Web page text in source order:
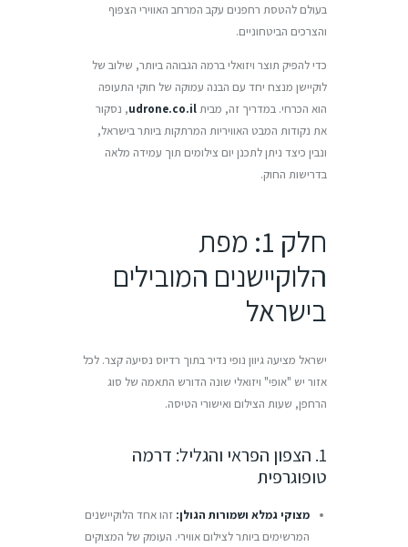
בעולם להטסת רחפנים עקב המרחב האווירי הצפוף
והצרכים הביטחוניים.
כדי להפיק תוצר ויזואלי ברמה הגבוהה ביותר, שילוב של
לוקיישן מנצח יחד עם הבנה עמוקה של חוקי התעופה
הוא הכרחי. במדריך זה, מביתudrone.co.il, נסקור
את נקודות המבט האוויריות המרתקות ביותר בישראל,
ונבין כיצד ניתן לתכנן יום צילומים תוך עמידה מלאה
בדרישות החוק.
חלק 1: מפת
הלוקיישנים המובילים
בישראל
ישראל מציעה גיוון נופי נדיר בתוך רדיוס נסיעה קצר. לכל
אזור יש "אופי" ויזואלי שונה הדורש התאמה של סוג
הרחפן, שעות הצילום ואישורי הטיסה.
1. הצפון הפראי והגליל: דרמה
טופוגרפית
מצוקי גמלא ושמורות הגולן: זהו אחד הלוקיישנים
המרשימים ביותר לצילום אווירי. העומק של המצוקים